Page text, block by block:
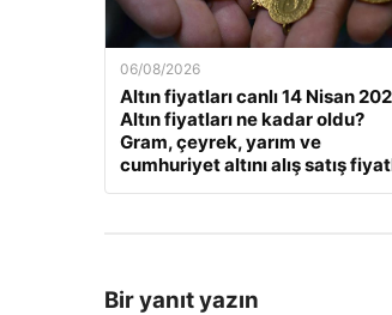
06/08/2026
Altın fiyatları canlı 14 Nisan
Altın fiyatları ne kadar oldu?
Gram, çeyrek, yarım ve
cumhuriyet altını alış satış
Bir yanıt yazın